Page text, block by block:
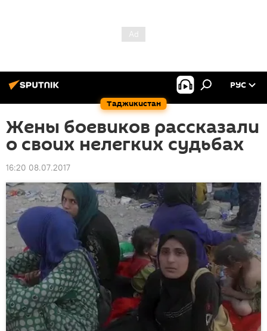
Таджикистан
РУС
Жены боевиков рассказали
о своих нелегких судьбах
16:20 08.07.2017